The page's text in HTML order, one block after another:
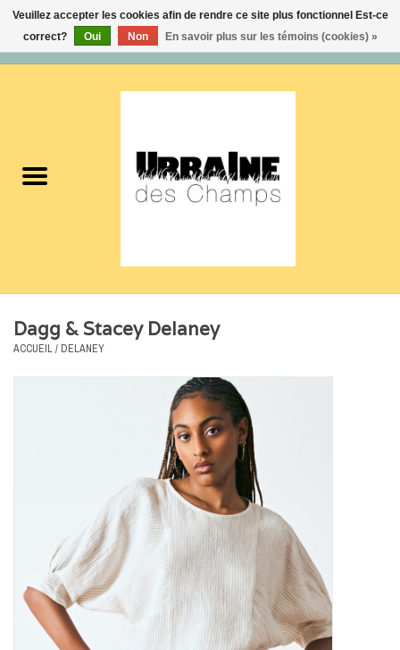
Femmes
Soldes
Dagg & Stacey Delaney
ACCUEIL/ DELANEY
Veuillez accepter les cookies afin de rendre ce site plus fonctionnel Est-ce
correct?
Oui Non En savoir plus sur les témoins (cookies) »